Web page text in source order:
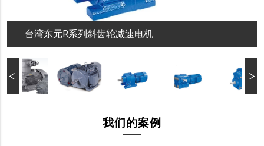
台湾东元R系列斜齿轮减速电机
我们的案例